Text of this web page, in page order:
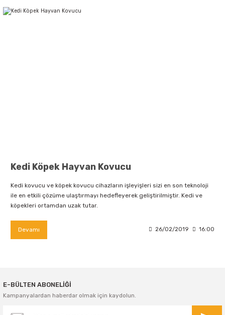
Kedi Köpek Hayvan Kovucu
Kedi kovucu ve köpek kovucu cihazların işleyişleri sizi en son teknoloji
ile en etkili çözüme ulaştırmayı hedefleyerek geliştirilmiştir. Kedi ve
köpekleri ortamdan uzak tutar.
Devamı 26/02/2019 16:00
E-BÜLTEN ABONELİĞİ
Kampanyalardan haberdar olmak için kaydolun.